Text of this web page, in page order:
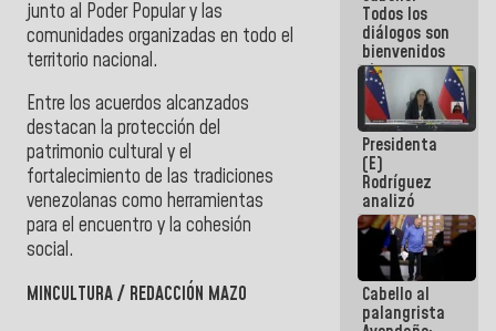
junto al Poder Popular y las
comunidades organizadas en todo el
territorio nacional.
Entre los acuerdos alcanzados
destacan la protección del
patrimonio cultural y el
fortalecimiento de las tradiciones
venezolanas como herramientas
para el encuentro y la cohesión
social.
MINCULTURA / REDACCIÓN MAZO
presencial
para el
diálogo
Todos los
diálogos son
bienvenidos
siempre que
estén en el
marco de la
Constitución
de la
República
Presidenta
(E)
Rodríguez
analizó
junto a
gobernadores
planes de
recuperación
del Sistema
Eléctrico
Cabello al
palangrista